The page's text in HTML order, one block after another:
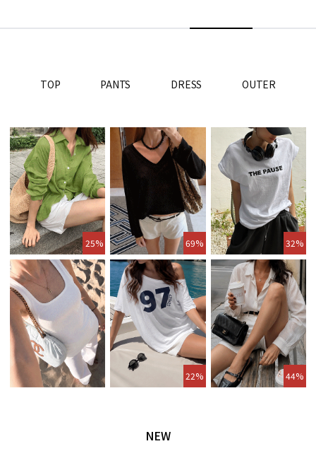
TOP PANTS DRESS OUTER
25% 69% 32%
22% 44%
NEW